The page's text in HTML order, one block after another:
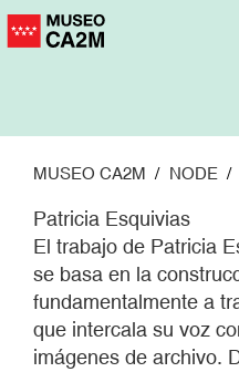
Pasar
MUSEO CA2M NODE
Patricia Esquivias
El trabajo de Patricia
se basa en la
fundamentalmente a
que intercala su voz
imágenes de archivo.